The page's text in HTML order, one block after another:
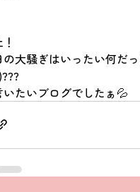
の大騒ぎはいったい何だ
いたいブログでしたぁ💦